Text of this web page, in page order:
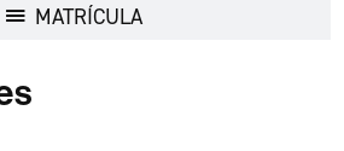
MATRÍCULA